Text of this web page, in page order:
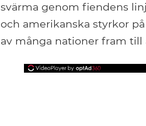
svärma genom fiendens
och amerikanska styrkor
av många nationer fram